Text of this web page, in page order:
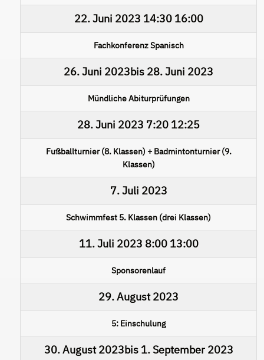
22. Juni 2023 14:30 16:00
Fachkonferenz Spanisch
26. Juni 2023bis 28. Juni 2023
Mündliche Abiturprüfungen
28. Juni 2023 7:20 12:25
Fußballturnier (8. Klassen) + Badmintonturnier (9.
Klassen)
7. Juli 2023
Schwimmfest 5. Klassen (drei Klassen)
11. Juli 2023 8:00 13:00
Sponsorenlauf
29. August 2023
5: Einschulung
30. August 2023bis 1. September 2023